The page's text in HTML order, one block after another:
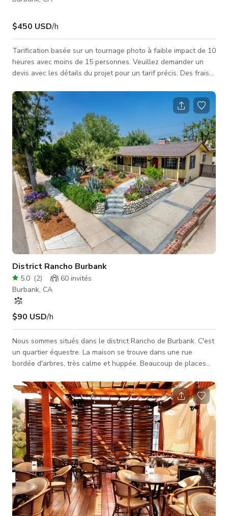
$450 USD/h
Tarification basée sur un tournage photo à faible impact de 10
heures avec moins de 15 personnes. Veuillez demander un
devis avec les détails du projet pour un tarif précis. Des frais
District Rancho Burbank
5.0 (2) 60 invités
Burbank, CA
$90 USD/h
Nous sommes situés dans le district Rancho de Burbank. C'est
un quartier équestre. La maison se trouve dans une rue
bordée d'arbres, très calme et huppée. Beaucoup de places
de plain-pied lumineuse et charmante avec un bel attrait
extérieur, un jardin paysager à l'avant et un porche
accueillant. À l'intérieur, l'espace dispose de planchers en
bois, d'un salon avec cheminée confortable et d'une
magnifique salle à manger avec